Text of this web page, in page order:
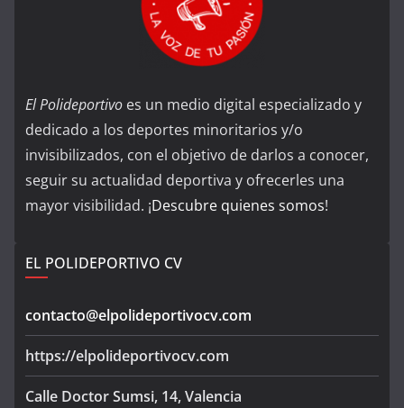
El Polideportivo es un medio digital especializado y
dedicado a los deportes minoritarios y/o
invisibilizados, con el objetivo de darlos a conocer,
seguir su actualidad deportiva y ofrecerles una
mayor visibilidad. ¡Descubre quienes somos!
EL POLIDEPORTIVO CV
contacto@elpolideportivocv.com
https://elpolideportivocv.com
Calle Doctor Sumsi, 14, Valencia